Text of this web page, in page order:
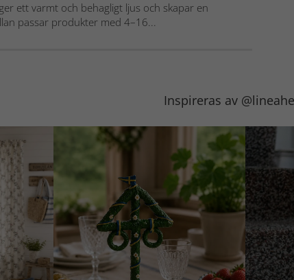
ett varmt och behagligt ljus och skapar en
passar produkter med 4–16...
Inspireras av